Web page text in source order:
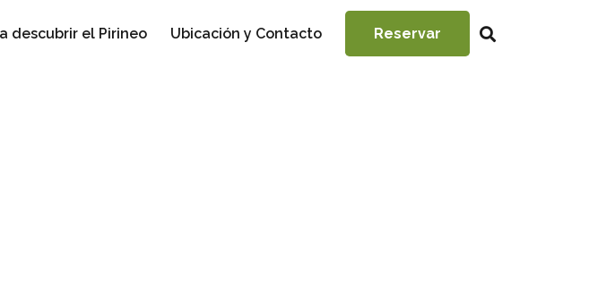
descubrir el Pirineo Ubicación y Contacto Reservar